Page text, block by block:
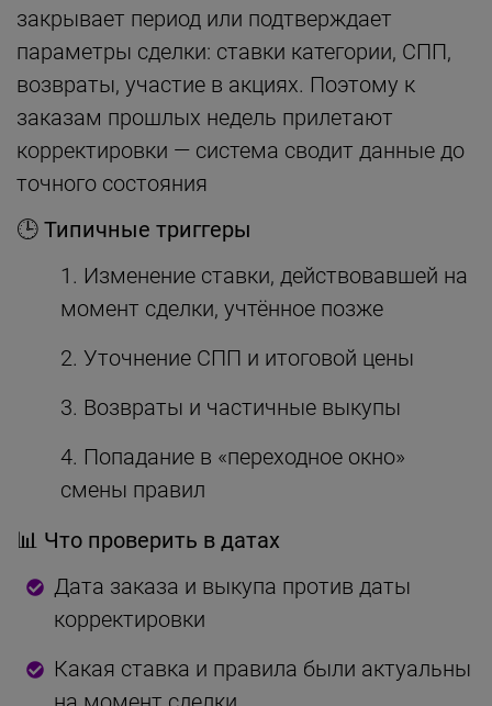
закрывает период или подтверждает
параметры сделки: ставки категории, СПП,
возвраты, участие в акциях. Поэтому к
заказам прошлых недель прилетают
корректировки — система сводит данные до
точного состояния
🕒 Типичные триггеры
Изменение ставки, действовавшей на
момент сделки, учтённое позже
Уточнение СПП и итоговой цены
Возвраты и частичные выкупы
Попадание в «переходное окно»
смены правил
📊 Что проверить в датах
Дата заказа и выкупа против даты
корректировки
Какая ставка и правила были актуальны